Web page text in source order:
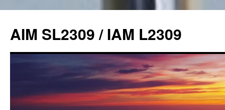
content
AIM SL2309 / IAM L2309